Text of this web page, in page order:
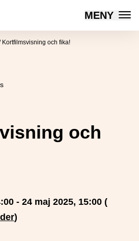
MENY
Kortfilmsvisning och fika!
och
- 24 maj 2025, 15:00 (
)